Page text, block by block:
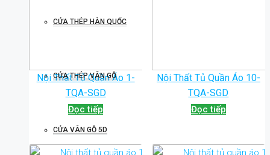
CỬA THÉP HÀN QUỐC
CỬA THÉP VÂN GỖ
CỬA VÂN GỖ 5D
Nội Thất Tủ Quần Áo 1-
TQA-SGD
Đọc tiếp
Nội Thất Tủ Quần Áo 10-
TQA-SGD
Đọc tiếp